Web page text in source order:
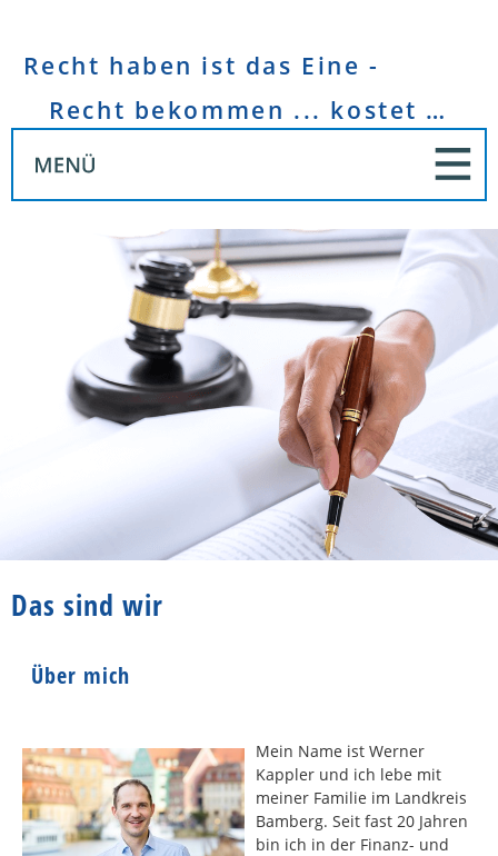
Recht haben ist das Eine -
Recht bekommen ... kostet Geld!
Das sind wir
Über mich
Mein Name ist Werner
Kappler und ich lebe mit
meiner Familie im Landkreis
Bamberg. Seit fast 20 Jahren
bin ich in der Finanz- und